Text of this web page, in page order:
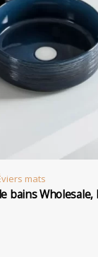
mats
bains Wholesale,